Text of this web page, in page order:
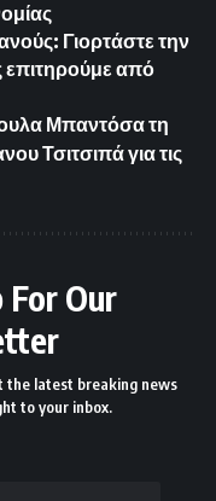
Γιορτάστε την
από
Μπαντόσα τη
Τσιτσιπά για τις
For Our
the latest breaking news
to your inbox.